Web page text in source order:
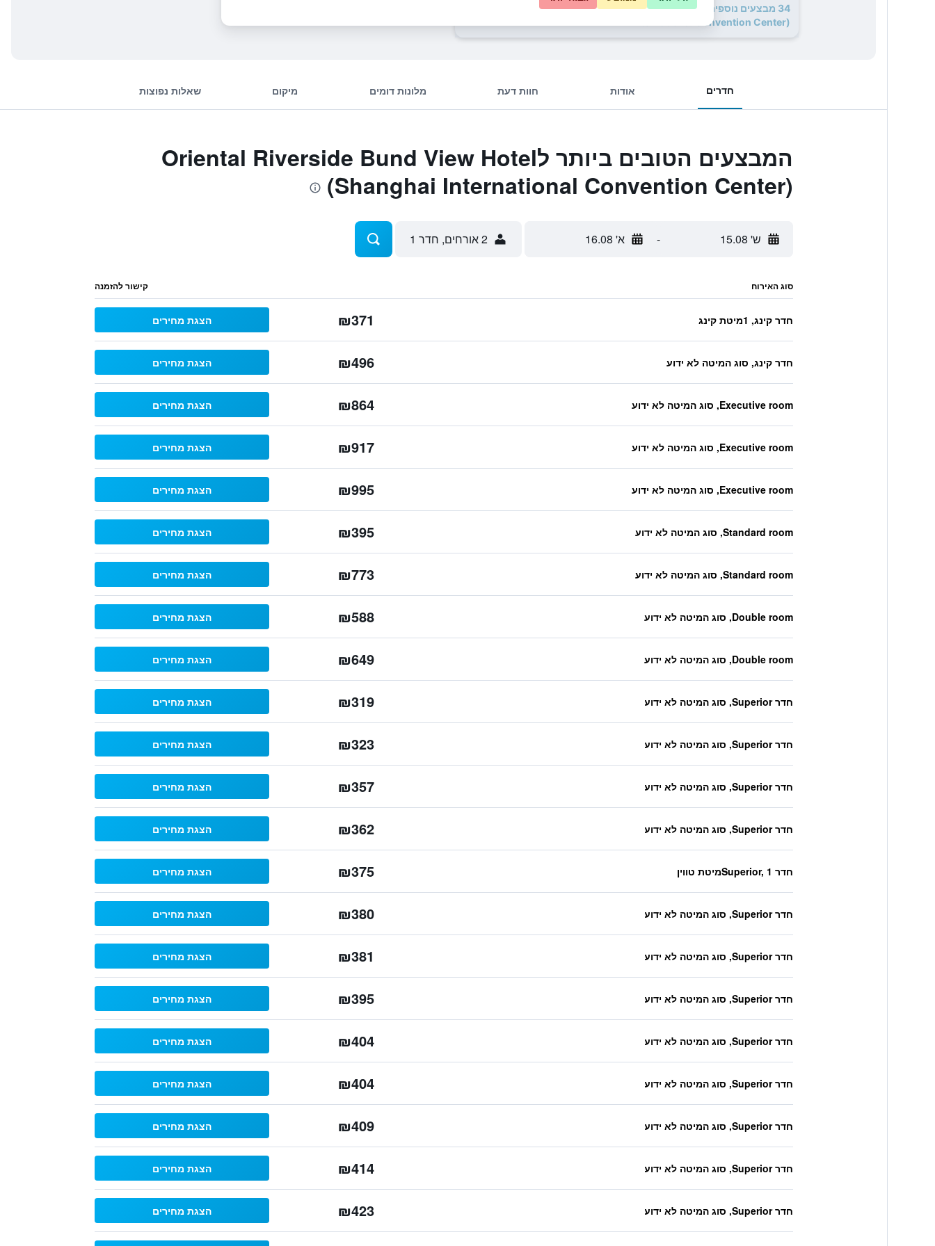
34 מבצעים נוספים לOriental Riverside Bund View Hotel (Shanghai
International Convention Center)
חדרים אודות חוות דעת מלונות דומים מיקום שאלות נפוצות
המבצעים הטובים ביותר לOriental Riverside Bund View Hotel
(Shanghai International Convention Center)
ש' 15.08 - א' 16.08 2 אורחים, חדר 1
סוג האירוח קישור להזמנה
חדר קינג, 1מיטת קינג ₪371 הצגת מחירים
חדר קינג, סוג המיטה לא ידוע ₪496 הצגת מחירים
Executive room, סוג המיטה לא ידוע ₪864 הצגת מחירים
Executive room, סוג המיטה לא ידוע ₪917 הצגת מחירים
Executive room, סוג המיטה לא ידוע ₪995 הצגת מחירים
Standard room, סוג המיטה לא ידוע ₪395 הצגת מחירים
Standard room, סוג המיטה לא ידוע ₪773 הצגת מחירים
Double room, סוג המיטה לא ידוע ₪588 הצגת מחירים
Double room, סוג המיטה לא ידוע ₪649 הצגת מחירים
חדר Superior, סוג המיטה לא ידוע ₪319 הצגת מחירים
חדר Superior, סוג המיטה לא ידוע ₪323 הצגת מחירים
חדר Superior, סוג המיטה לא ידוע ₪357 הצגת מחירים
חדר Superior, סוג המיטה לא ידוע ₪362 הצגת מחירים
חדר Superior, 1מיטת טווין ₪375 הצגת מחירים
חדר Superior, סוג המיטה לא ידוע ₪380 הצגת מחירים
חדר Superior, סוג המיטה לא ידוע ₪381 הצגת מחירים
חדר Superior, סוג המיטה לא ידוע ₪395 הצגת מחירים
חדר Superior, סוג המיטה לא ידוע ₪404 הצגת מחירים
חדר Superior, סוג המיטה לא ידוע ₪404 הצגת מחירים
חדר Superior, סוג המיטה לא ידוע ₪409 הצגת מחירים
חדר Superior, סוג המיטה לא ידוע ₪414 הצגת מחירים
חדר Superior, סוג המיטה לא ידוע ₪423 הצגת מחירים